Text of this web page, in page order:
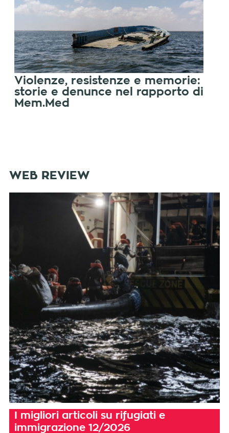
Violenze, resistenze e memorie:
storie e denunce nel rapporto di
Mem.Med
WEB REVIEW
I migliori articoli su rifugiati e
immigrazione 12/2026